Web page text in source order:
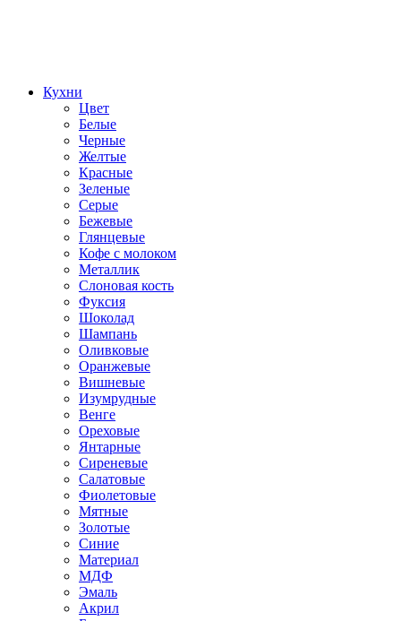
Кухни
Цвет
Белые
Черные
Желтые
Красные
Зеленые
Серые
Бежевые
Глянцевые
Кофе с молоком
Металлик
Слоновая кость
Фуксия
Шоколад
Шампань
Оливковые
Оранжевые
Вишневые
Изумрудные
Венге
Ореховые
Янтарные
Сиреневые
Салатовые
Фиолетовые
Мятные
Золотые
Синие
Материал
МДФ
Эмаль
Акрил